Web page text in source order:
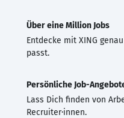
Über eine Million Jobs
Entdecke mit XING
passt.
Persönliche Job-
Lass Dich finden von
Recruiter·innen.